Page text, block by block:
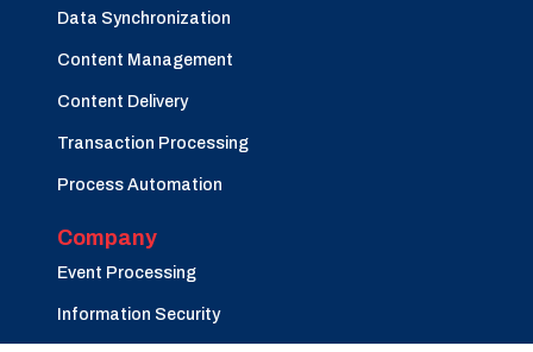
Data Synchronization
Content Management
Content Delivery
Transaction Processing
Process Automation
Company
Event Processing
Information Security